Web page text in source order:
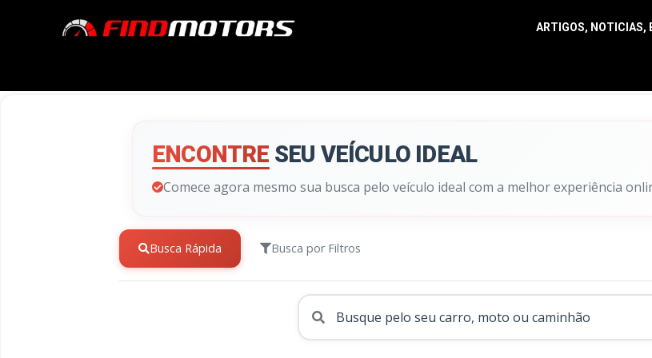
ARTIGOS, NOTICIAS,
ENCONTRE SEU VEÍCULO IDEAL
Comece agora mesmo sua busca pelo veículo ideal com a melhor experiência
Busca Rápida Busca por Filtros